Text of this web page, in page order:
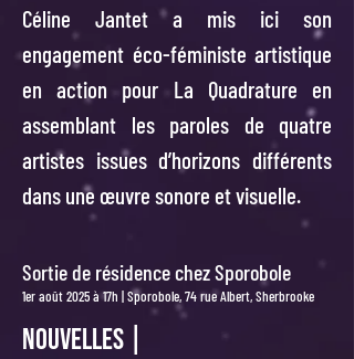
Céline Jantet a mis ici son
engagement éco-féministe artistique
en action pour La Quadrature en
assemblant les paroles de quatre
artistes issues d’horizons différents
dans une œuvre sonore et visuelle.
Sortie de résidence chez Sporobole
1er août 2025 à 17h | Sporobole, 74 rue Albert, Sherbrooke
NOUVELLES |